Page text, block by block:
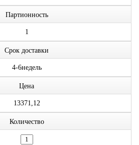
Партионность
1
Срок доставки
4-6недель
Цена
13371,12
Количество